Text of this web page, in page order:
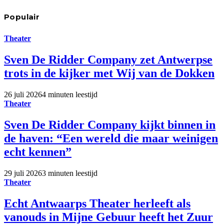
Populair
Theater
Sven De Ridder Company zet Antwerpse
trots in de kijker met Wij van de Dokken
26 juli 20264 minuten leestijd
Theater
Sven De Ridder Company kijkt binnen in
de haven: “Een wereld die maar weinigen
echt kennen”
29 juli 20263 minuten leestijd
Theater
Echt Antwaarps Theater herleeft als
vanouds in Mijne Gebuur heeft het Zuur